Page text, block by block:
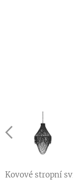
Kovové stropní